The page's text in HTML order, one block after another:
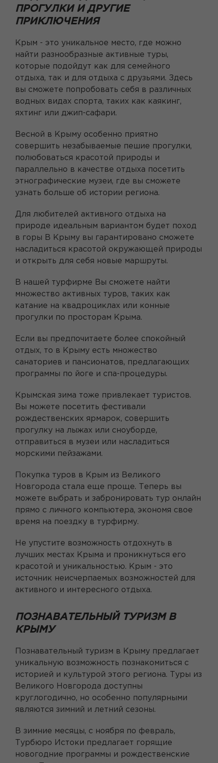
ПРОГУЛКИ И ДРУГИЕ
ПРИКЛЮЧЕНИЯ
Крым - это уникальное место, где можно
найти разнообразные активные туры,
которые подойдут как для семейного
отдыха, так и для отдыха с друзьями. Здесь
вы сможете попробовать себя в различных
водных видах спорта, таких как каякинг,
яхтинг или джип-сафари.
Весной в Крыму особенно приятно
совершить незабываемые пешие прогулки,
полюбоваться красотой природы и
параллельно в качестве отдыха посетить
этнографические музеи, где вы сможете
узнать больше об истории региона.
Для любителей активного отдыха на
природе идеальным вариантом будет поход
в горы В Крыму вы гарантировано сможете
насладиться красотой окружающей природы
и открыть для себя новые маршруты.
В нашей турфирме Вы сможете найти
множество активных туров, таких как
катание на квадроциклах или конные
прогулки по просторам Крыма.
Если вы предпочитаете более спокойный
отдых, то в Крыму есть множество
санаториев и пансионатов, предлагающих
программы по йоге и спа-процедуры.
Крымская зима тоже привлекает туристов.
Вы можете посетить фестивали
рождественских ярмарок, совершить
прогулку на лыжах или сноуборде,
отправиться в музеи или насладиться
морскими пейзажами.
Покупка туров в Крым из Великого
Новгорода стала еще проще. Теперь вы
можете выбрать и забронировать тур онлайн
прямо с личного компьютера, экономя свое
время на поездку в турфирму.
Не упустите возможность отдохнуть в
лучших местах Крыма и проникнуться его
красотой и уникальностью. Крым - это
источник неисчерпаемых возможностей для
активного и интересного отдыха.
ПОЗНАВАТЕЛЬНЫЙ ТУРИЗМ В
КРЫМУ
Познавательный туризм в Крыму предлагает
уникальную возможность познакомиться с
историей и культурой этого региона. Туры из
Великого Новгорода доступны
круглогодично, но особенно популярными
являются зимний и летний сезоны.
В зимние месяцы, с ноября по февраль,
Турбюро Истоки предлагает горящие
новогодние программы и рождественские